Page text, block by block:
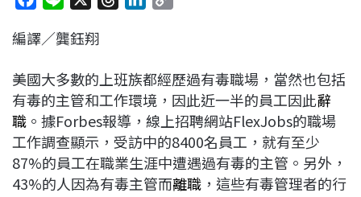
c
b
o
o
k
n
a
d
s
e
d
I
n
L
i
n
k
編譯∕龔鈺翔
美國大多數的上班族都經歷過有毒職場，當然也包括
有毒的主管和工作環境，因此近一半的員工因此辭
職 。據Forbes報導，線上招聘網站FlexJobs的職場
工作調查顯示，受訪中的8400名員工，就有至少
87%的員工在職業生涯中遭遇過有毒的主管。另外，
43%的人因為有毒主管而離職 ，這些有毒管理者的行